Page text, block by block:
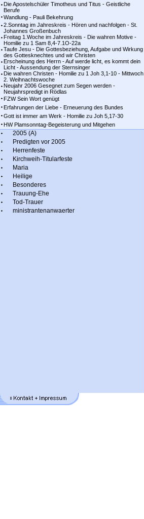
Die Apostelschüler Timotheus und Titus - Geistliche
Berufe
Wandlung - Pauli Bekehrung
2.Sonntag im Jahreskreis - Hören und nachfolgen - St.
Johannes Großenbuch
Freitag 1.Woche im Jahreskreis - Die wahren Motive -
Homilie zu 1 Sam 8,4-7.1O-22a
Taufe Jesu - Die Gottesbeziehung, Aufgabe und Wirkung
des Gottesknechtes und wir Christen
Erscheinung des Herrn - Auf werde licht, es kommt dein
Licht - Aussendung der Sternsinger
Die wahren Christen - Homilie zu 1 Joh 3,1-10 - Mittwoch
2. Weihnachtswoche
Neujahr 2006 Gesegnet zum Segen werden -
Neujahrspredigt in Rödlas
FZW Sein Wort genügt
Erfahrungen der Liebe - Erneuerung des Bundes
Gott ist immer am Werk - Homilie zu Joh 5,17-30
HW Plamsonntag-Begeisterung und Mitgehen
2005 (A)
Predigten vor 2005
Herrenfeste
Kirchweih-Titularfeste
Maria
Heilige
Besonderes
Trauung-Ehe
Tod-Trauer
ministrantenanwaerter